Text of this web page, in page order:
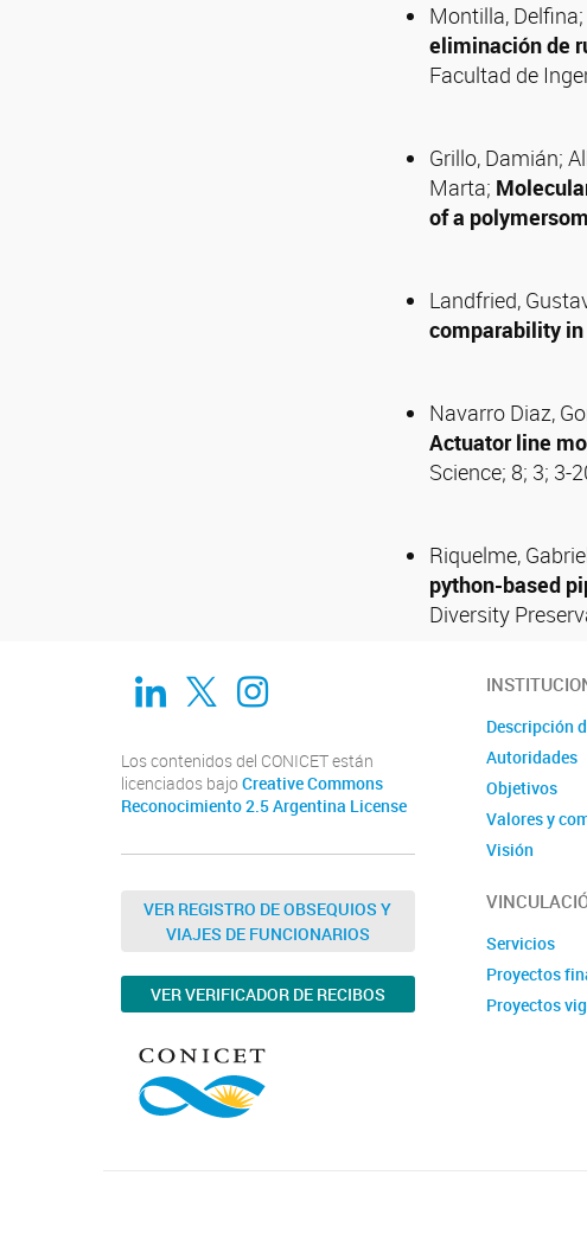
Montilla,
eliminación de
Facultad de
Grillo, Damián;
Marta;
of a
Landfried,
comparability
Navarro Diaz,
Actuator line
Science; 8; 3; 3-
Riquelme,
python-based
Diversity
Linkedin
TwitterInstagram
Los contenidos del CONICET están
licenciados bajo Creative Commons
Reconocimiento 2.5 Argentina License
VER REGISTRO DE OBSEQUIOS Y
VIAJES DE FUNCIONARIOS
VER VERIFICADOR DE RECIBOS
Descripción
Autoridades
Objetivos
Valores y
Visión
Servicios
Proyectos
Proyectos